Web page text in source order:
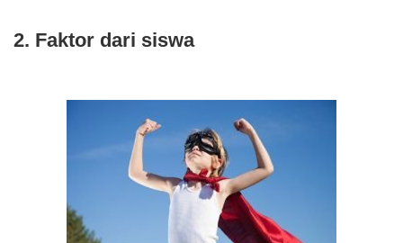
2. Faktor dari siswa